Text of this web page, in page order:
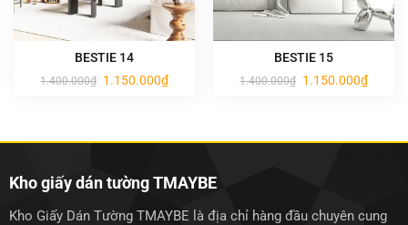
BESTIE 14
1.400.000₫ Giá
1.150.000₫Giá
hiện
BESTIE 15
1.400.000₫ Giá
1.150.000₫Giá
hiện
Kho giấy dán tường TMAYBE
Kho Giấy Dán Tường TMAYBE là địa chỉ hàng đầu chuyên cung